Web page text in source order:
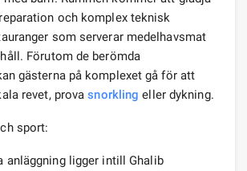
och komplex teknisk
som serverar medelhavsmat
Förutom de berömda
gästerna på komplexet gå för att
revet, provasnorkling eller dykning.
sport:
anläggning ligger intill Ghalib